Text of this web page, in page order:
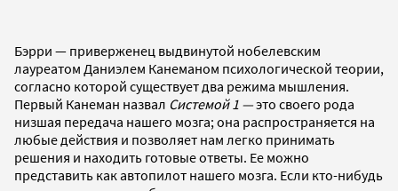
Бэрри — приверженец выдвинутой нобелевским
лауреатом Даниэлем Канеманом психологической теории,
согласно которой существует два режима мышления.
Первый Канеман назвал Системой 1 —это своего рода
низшая передача нашего мозга; она распространяется на
любые действия и позволяет нам легко принимать
решения и находить готовые ответы. Ее можно
представить как автопилот нашего мозга. Если кто-нибудь